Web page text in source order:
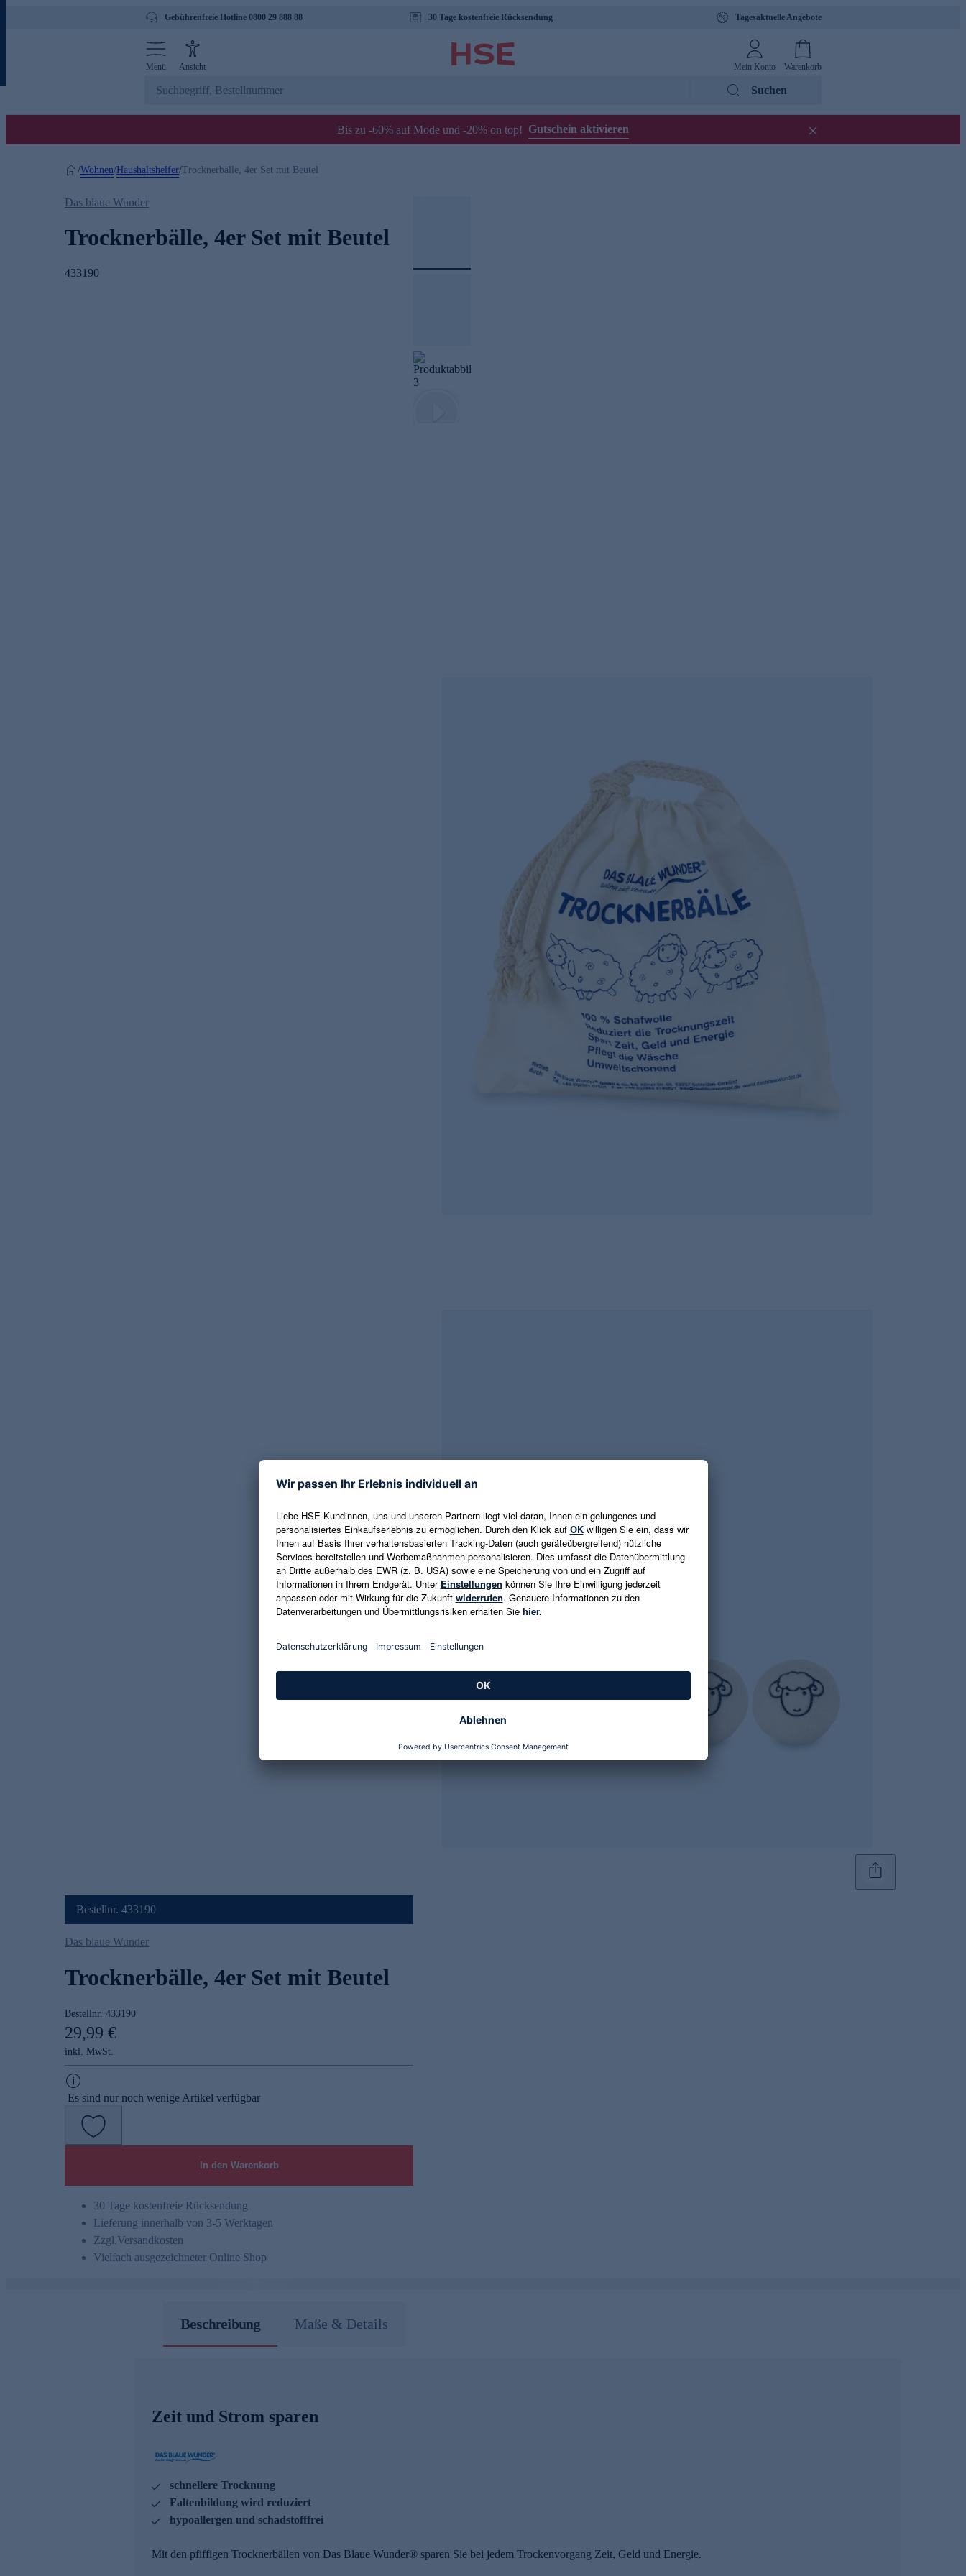
Gebührenfreie Hotline 0800 29 888 88 30 Tage kostenfreie Rücksendung Tagesaktuelle Angebote
Menü Ansicht Mein Konto Warenkorb
Suchen
Bis zu -60% auf Mode und -20% on top! Gutschein aktivieren
/Wohnen/Haushaltshelfer/Trocknerbälle, 4er Set mit Beutel
Das blaue Wunder
Trocknerbälle, 4er Set mit Beutel
433190
Bestellnr. 433190
Das blaue Wunder
Trocknerbälle, 4er Set mit Beutel
Bestellnr. 433190
29,99 €
inkl. MwSt.
Es sind nur noch wenige Artikel verfügbar
In den Warenkorb
30 Tage kostenfreie Rücksendung
Lieferung innerhalb von 3-5 Werktagen
Zzgl.Versandkosten
Vielfach ausgezeichneter Online Shop
Beschreibung Maße & Details
Zeit und Strom sparen
schnellere Trocknung
Faltenbildung wird reduziert
hypoallergen und schadstofffrei
Mit den pfiffigen Trocknerbällen von Das Blaue Wunder® sparen Sie bei jedem Trockenvorgang Zeit, Geld und Energie.